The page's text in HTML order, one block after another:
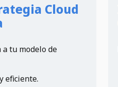
Cloud
tu modelo de
eficiente.